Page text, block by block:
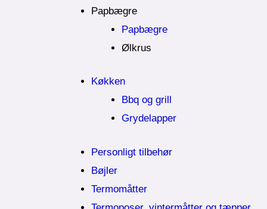
Papbægre
Papbægre
Ølkrus
Køkken
Bbq og grill
Grydelapper
Personligt tilbehør
Bøjler
Termomåtter